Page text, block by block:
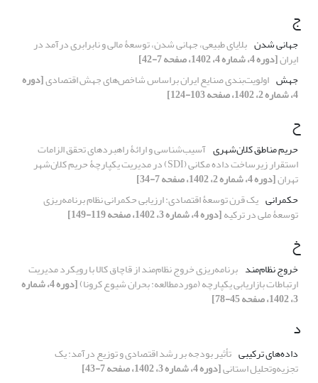
ج
جهانی شدن بلایای طبیعی، جهانی‏ شدن، توسعۀ مالی و نابرابری درآمد در
ایران[دوره 4، شماره 4، 1402، صفحه 7-42]
جهش اولویت‌بندی صنایع ایران براساس شاخص‌های جهش اقتصادی[دوره
4، شماره 2، 1402، صفحه 103-124]
ح
حریم مناطق کلان‌شهری آسیب‌شناسی و ارائۀ راهبردهای تحقق الزامات
استقرار زیرساخت داده مکانی (SDI) در مدیریت یکپارچۀ حریم کلان‌شهر
تهران[دوره 4، شماره 2، 1402، صفحه 7-34]
حکمرانی یک قرن توسعۀ اقتصادی: ارزیابی حکمرانی نظام برنامه‌ریزی
توسعۀ ملی در ترکیه[دوره 4، شماره 3، 1402، صفحه 119-149]
خ
خروج نظام‌مند برنامه‌ریزی خروج نظام‌مند از قاچاق کالا با رویکرد مدیریت
ارتباطات بازاریابی یکپارچه (موردمطالعه: بحران شیوع کرونا) [دوره 4، شماره
3، 1402، صفحه 45-78]
د
داده‌های ترکیبی تأثیر بودجه بر رشد اقتصادی و توزیع درآمد: یک
تجزیه‌وتحلیل استانی[دوره 4، شماره 3، 1402، صفحه 7-43]